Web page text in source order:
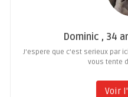
Dominic , 34
J’espere que c’est serieux par
vous tente
Voir